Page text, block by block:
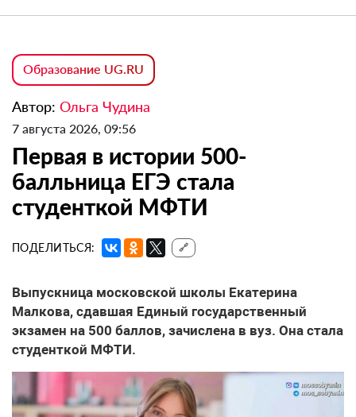
Образование UG.RU
Автор: Ольга Чудина
7 августа 2026, 09:56
Первая в истории 500-
балльница ЕГЭ стала
студенткой МФТИ
ПОДЕЛИТЬСЯ: 🔗
Выпускница московской школы Екатерина
Малкова, сдавшая Единый государственный
экзамен на 500 баллов, зачислена в вуз. Она стала
студенткой МФТИ.